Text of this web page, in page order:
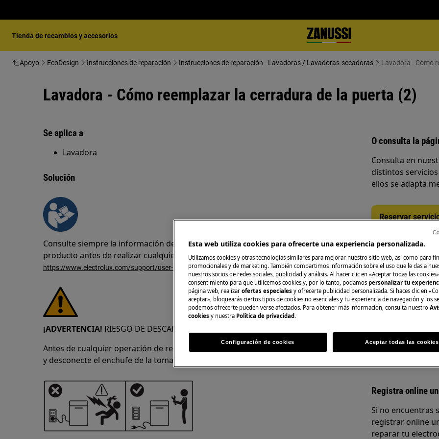
Tienda de recambios y accesorios
Apoyo EcoDesign Instrucciones de reparación Instrucciones de reparación - Lavadoras / Lavadoras-secadoras Lavadora - Cómo
Lavadora - Cómo reemplazar la cerradura de la puerta (2)
Se aplica a
Lavadora
Solución
Consulte siempre la información de seguridad del manual de usuario de su
producto antes de realizar cualquier operación de reparación o mantenimiento.
https://www.electrolux.com/support/user-manuals/
¡ADVERTENCIA! RIESGO DE DESCARGA ELÉCTRICA
Antes de cualquier operación de reparación o mantenimiento, desactive el aparato
y desconecte el enchufe de la toma de corriente.
O consulta la
Consulta en
distintos
ellos se adapta
Reservar
Repuestos y
Encuentra
electrodoméstico
recíbelos
A la tienda en
Registra online
Si no encuentras
registrar online
reparar tu
Esta web utiliza cookies para ofrecerte una experiencia personalizada.
Utilizamos cookies y otras tecnologías similares para mejorar nuestro sitio web, así como para
promocionales y de marketing. También compartimos información sobre el uso que le das a
nuestros socios de redes sociales, publicidad y análisis. Al hacer clic en «Aceptar todas las
consentimiento para que utilicemos cookies y, por lo tanto, podamos personalizar tu
página web, realizar ofertas especiales y ofrecerte publicidad personalizada. Si haces clic en
aceptar», bloquearás ciertos tipos de cookies no esenciales y tu experiencia de navegación y los
podemos ofrecerte pueden verse afectados. Para obtener más información, consulta nuestro
cookies y nuestra Política de privacidad.
Configuración de cookies Aceptar todas las cookies